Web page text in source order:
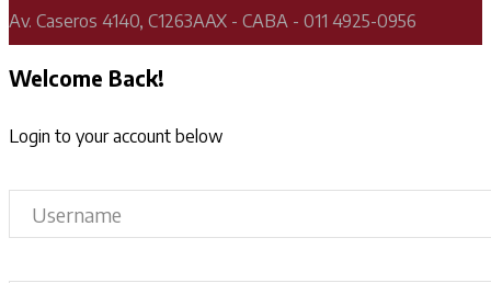
Av. Caseros 4140, C1263AAX - CABA - 011 4925-0956
Welcome Back!
Login to your account below